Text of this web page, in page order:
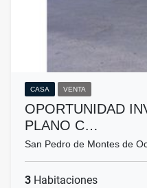
CASA VENTA
OPORTUNIDAD
PLANO C…
San Pedro de Montes de
3 Habitaciones